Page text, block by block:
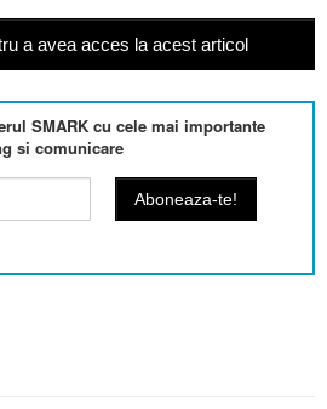
a avea acces la acest articol
SMARK cu cele mai importante
si comunicare